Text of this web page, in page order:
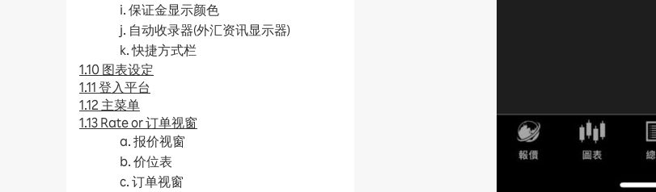
i. 保证金显示颜色
j. 自动收录器(外汇资讯显示器)
k. 快捷方式栏
1.10 图表设定
1.11 登入平台
1.12 主菜单
1.13 Rate or 订单视窗
a. 报价视窗
b. 价位表
c. 订单视窗